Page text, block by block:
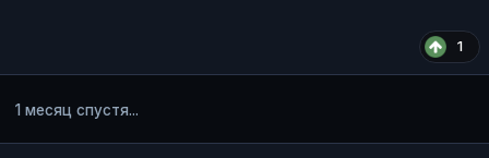
1
1 месяц спустя...